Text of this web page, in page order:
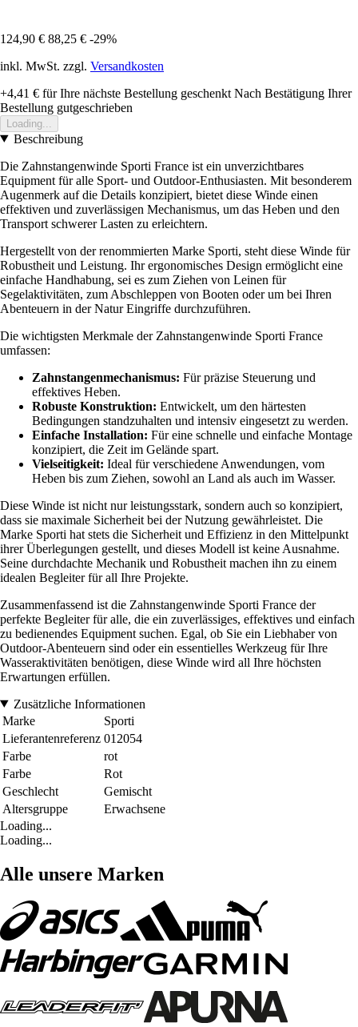
124,90 € 88,25 € -29%
inkl. MwSt. zzgl. Versandkosten
+4,41 € für Ihre nächste Bestellung geschenkt Nach Bestätigung Ihrer
Bestellung gutgeschrieben
Loading...
Beschreibung
Die Zahnstangenwinde Sporti France ist ein unverzichtbares
Equipment für alle Sport- und Outdoor-Enthusiasten. Mit besonderem
Augenmerk auf die Details konzipiert, bietet diese Winde einen
effektiven und zuverlässigen Mechanismus, um das Heben und den
Transport schwerer Lasten zu erleichtern.
Hergestellt von der renommierten Marke Sporti, steht diese Winde für
Robustheit und Leistung. Ihr ergonomisches Design ermöglicht eine
einfache Handhabung, sei es zum Ziehen von Leinen für
Segelaktivitäten, zum Abschleppen von Booten oder um bei Ihren
Abenteuern in der Natur Eingriffe durchzuführen.
Die wichtigsten Merkmale der Zahnstangenwinde Sporti France
umfassen:
Zahnstangenmechanismus: Für präzise Steuerung und
effektives Heben.
Robuste Konstruktion: Entwickelt, um den härtesten
Bedingungen standzuhalten und intensiv eingesetzt zu werden.
Einfache Installation: Für eine schnelle und einfache Montage
konzipiert, die Zeit im Gelände spart.
Vielseitigkeit: Ideal für verschiedene Anwendungen, vom
Heben bis zum Ziehen, sowohl an Land als auch im Wasser.
Diese Winde ist nicht nur leistungsstark, sondern auch so konzipiert,
dass sie maximale Sicherheit bei der Nutzung gewährleistet. Die
Marke Sporti hat stets die Sicherheit und Effizienz in den Mittelpunkt
ihrer Überlegungen gestellt, und dieses Modell ist keine Ausnahme.
Seine durchdachte Mechanik und Robustheit machen ihn zu einem
idealen Begleiter für all Ihre Projekte.
Zusammenfassend ist die Zahnstangenwinde Sporti France der
perfekte Begleiter für alle, die ein zuverlässiges, effektives und einfach
zu bedienendes Equipment suchen. Egal, ob Sie ein Liebhaber von
Outdoor-Abenteuern sind oder ein essentielles Werkzeug für Ihre
Wasseraktivitäten benötigen, diese Winde wird all Ihre höchsten
Erwartungen erfüllen.
Zusätzliche Informationen
Marke
Sporti
Lieferantenreferenz 012054
Farbe
rot
Farbe
Rot
Geschlecht
Gemischt
Altersgruppe
Erwachsene
Loading...
Loading...
Alle unsere Marken